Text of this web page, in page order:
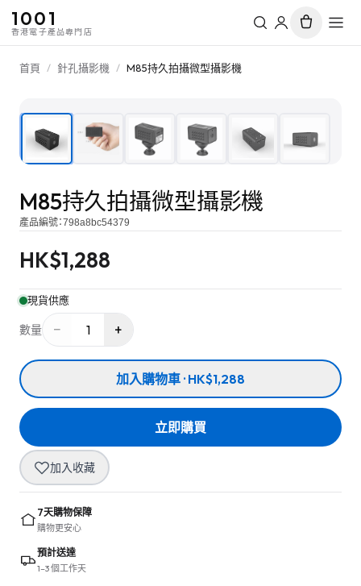
1001
香港電子產品專門店
首頁 / 針孔攝影機 / M85持久拍攝微型攝影機
M85持久拍攝微型攝影機
產品編號：798a8bc54379
HK$1,288
現貨供應
數量 − 1 +
加入購物車 · HK$1,288
立即購買
加入收藏
7天購物保障
購物更安心
預計送達
1–3 個工作天